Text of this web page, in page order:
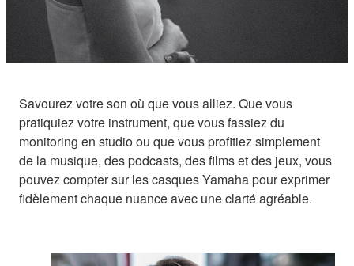
Savourez votre son où que vous alliez. Que vous
pratiquiez votre instrument, que vous fassiez du
monitoring en studio ou que vous profitiez simplement
de la musique, des podcasts, des films et des jeux, vous
pouvez compter sur les casques Yamaha pour exprimer
fidèlement chaque nuance avec une clarté agréable.